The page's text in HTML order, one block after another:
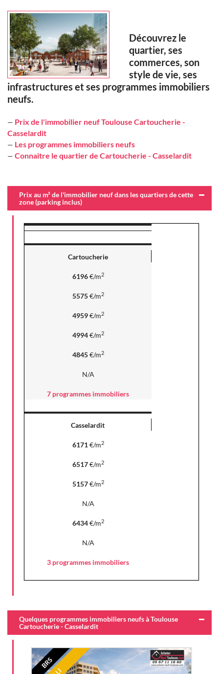
Découvrez le
quartier, ses
commerces, son
style de vie, ses
infrastructures et ses programmes immobiliers
neufs.
— Prix de l'immobilier neuf Toulouse Cartoucherie -
Casselardit
— Les programmes immobiliers neufs
— Connaitre le quartier de Cartoucherie - Casselardit
Prix au m² de l'immobilier neuf dans les quartiers de cette
zone (parking inclus)
Cartoucherie
6196€/m2
5575€/m2
4959€/m2
4994€/m2
4845€/m2
N/A
7 programmes immobiliers
Casselardit
6171€/m2
6517€/m2
5157€/m2
N/A
6434€/m2
N/A
3 programmes immobiliers
Quelques programmes immobiliers neufs à Toulouse
Cartoucherie - Casselardit
BRS